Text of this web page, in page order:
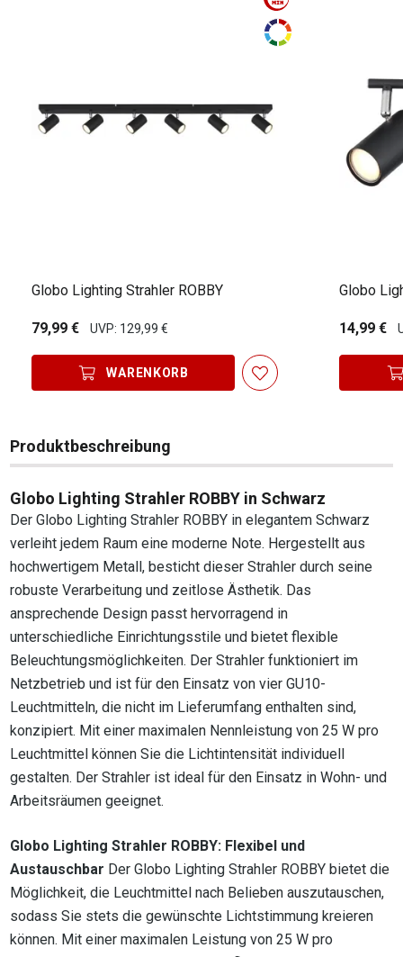
Globo Lighting Strahler ROBBY
79,99 € UVP: 129,99 €
WARENKORB
Globo
14,99 €
Produktbeschreibung
Globo Lighting Strahler ROBBY in Schwarz
Der Globo Lighting Strahler ROBBY in elegantem Schwarz
verleiht jedem Raum eine moderne Note. Hergestellt aus
hochwertigem Metall, besticht dieser Strahler durch seine
robuste Verarbeitung und zeitlose Ästhetik. Das
ansprechende Design passt hervorragend in
unterschiedliche Einrichtungsstile und bietet flexible
Beleuchtungsmöglichkeiten. Der Strahler funktioniert im
Netzbetrieb und ist für den Einsatz von vier GU10-
Leuchtmitteln, die nicht im Lieferumfang enthalten sind,
konzipiert. Mit einer maximalen Nennleistung von 25 W pro
Leuchtmittel können Sie die Lichtintensität individuell
gestalten. Der Strahler ist ideal für den Einsatz in Wohn- und
Arbeitsräumen geeignet.
Globo Lighting Strahler ROBBY: Flexibel und
Austauschbar Der Globo Lighting Strahler ROBBY bietet die
Möglichkeit, die Leuchtmittel nach Belieben auszutauschen,
sodass Sie stets die gewünschte Lichtstimmung kreieren
können. Mit einer maximalen Leistung von 25 W pro